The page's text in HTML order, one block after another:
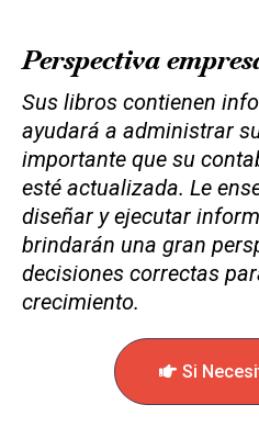
Perspectiva
Sus libros contienen
ayudará a administrar
importante que su
esté actualizada. Le
diseñar y ejecutar
brindarán una gran
decisiones correctas
crecimiento.
Si